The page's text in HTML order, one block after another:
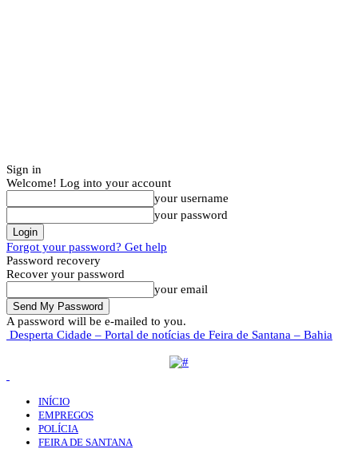
Sign in
Welcome! Log into your account
your username
your password
Forgot your password? Get help
Password recovery
Recover your password
your email
A password will be e-mailed to you.
Desperta Cidade – Portal de notícias de Feira de Santana – Bahia
INÍCIO
EMPREGOS
POLÍCIA
FEIRA DE SANTANA